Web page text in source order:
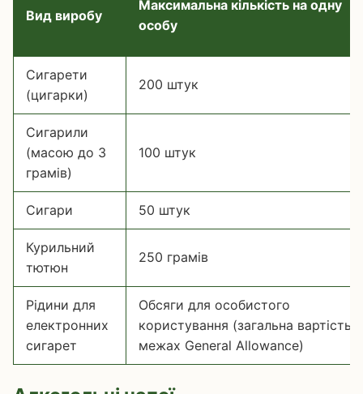
Вид виробу
Максимальна кількість на одну
особу
Сигарети
(цигарки)
200 штук
Сигарили
(масою до 3
грамів)
100 штук
Сигари 50 штук
Курильний
тютюн
250 грамів
Рідини для
електронних
сигарет
Обсяги для особистого
користування (загальна вартість у
межах General Allowance)